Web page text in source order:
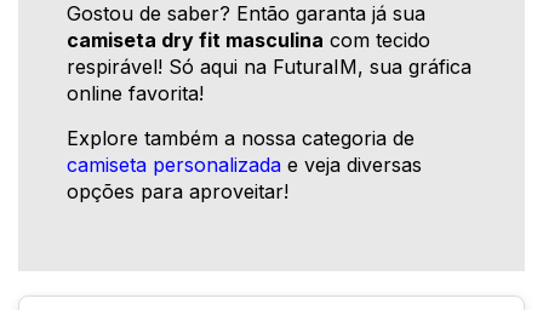
Gostou de saber? Então garanta já sua
camiseta dry fit masculina com tecido
respirável! Só aqui na FuturaIM, sua gráfica
online favorita!
Explore também a nossa categoria de
camiseta personalizada e veja diversas
opções para aproveitar!